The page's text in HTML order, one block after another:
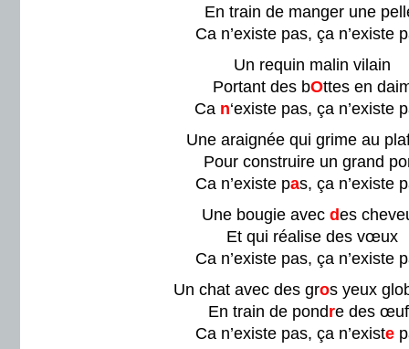
En train de manger une
Ca n’existe pas, ça n’existe
Un requin malin vilain
Portant des bOttes en
Ca n‘existe pas, ça n’existe
Une araignée qui grime au
Pour construire un grand
Ca n’existe pas, ça n’existe
Une bougie avec des
Et qui réalise des vœux
Ca n’existe pas, ça n’existe
Un chat avec des gros yeux
En train de pondre des
Ca n’existe pas, ça n’existe